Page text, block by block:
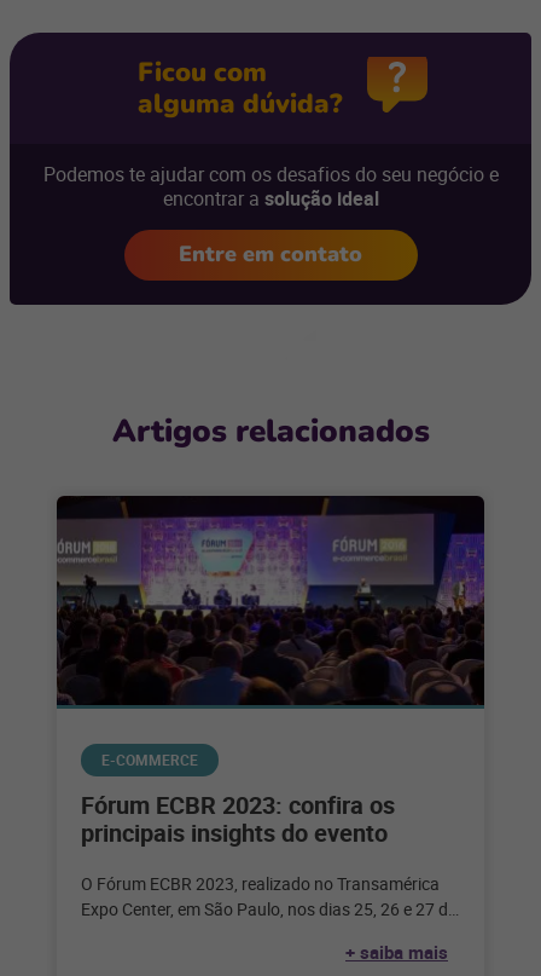
Ficou com
alguma dúvida?
Podemos te ajudar com os desafios do seu negócio e
encontrar a solução ideal
Entre em contato
Artigos relacionados
E-COMMERCE
Fórum ECBR 2023: confira os
principais insights do evento
O Fórum ECBR 2023, realizado no Transamérica
Expo Center, em São Paulo, nos dias 25, 26 e 27 de
+ saiba mais